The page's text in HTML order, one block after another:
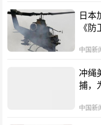
日本
《
中国新
冲绳
捕，
中国新